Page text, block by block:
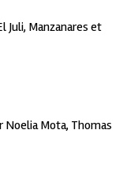
Juli, Manzanares et
Noelia Mota, Thomas